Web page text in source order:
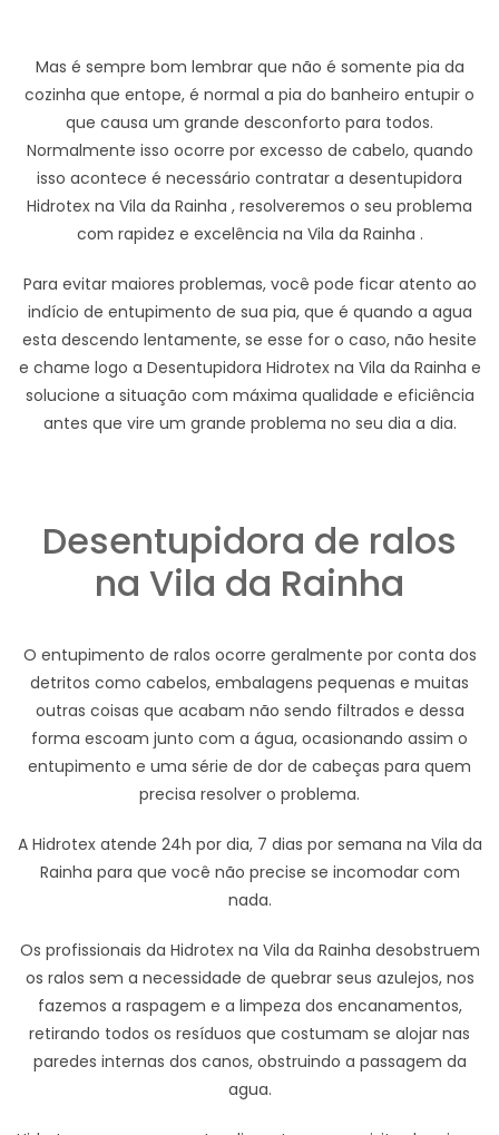
Mas é sempre bom lembrar que não é somente pia da
cozinha que entope, é normal a pia do banheiro entupir o
que causa um grande desconforto para todos.
Normalmente isso ocorre por excesso de cabelo, quando
isso acontece é necessário contratar a desentupidora
Hidrotex na Vila da Rainha , resolveremos o seu problema
com rapidez e excelência na Vila da Rainha .
Para evitar maiores problemas, você pode ficar atento ao
indício de entupimento de sua pia, que é quando a agua
esta descendo lentamente, se esse for o caso, não hesite
e chame logo a Desentupidora Hidrotex na Vila da Rainha e
solucione a situação com máxima qualidade e eficiência
antes que vire um grande problema no seu dia a dia.
Desentupidora de ralos
na Vila da Rainha
O entupimento de ralos ocorre geralmente por conta dos
detritos como cabelos, embalagens pequenas e muitas
outras coisas que acabam não sendo filtrados e dessa
forma escoam junto com a água, ocasionando assim o
entupimento e uma série de dor de cabeças para quem
precisa resolver o problema.
A Hidrotex atende 24h por dia, 7 dias por semana na Vila da
Rainha para que você não precise se incomodar com
nada.
Os profissionais da Hidrotex na Vila da Rainha desobstruem
os ralos sem a necessidade de quebrar seus azulejos, nos
fazemos a raspagem e a limpeza dos encanamentos,
retirando todos os resíduos que costumam se alojar nas
paredes internas dos canos, obstruindo a passagem da
agua.